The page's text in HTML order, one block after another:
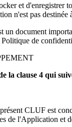
et d'enregistrer
n'est pas destinée
un document
de
la clause 4 qui
CLUF est
de l'Application et